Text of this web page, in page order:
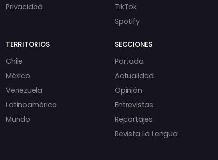
Privacidad
TikTok
Spotify
TERRITORIOS
Chile
México
Venezuela
Latinoamérica
Mundo
SECCIONES
Portada
Actualidad
Opinión
Entrevistas
Reportajes
Revista La Lengua